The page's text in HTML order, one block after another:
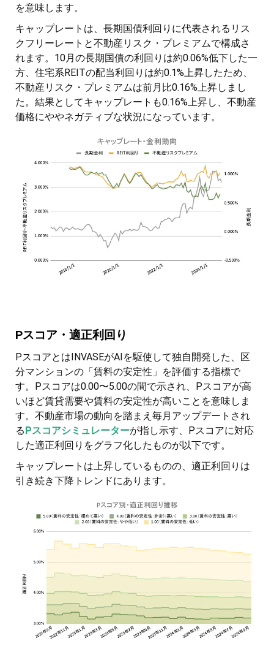
を意味します。
キャップレートは、長期国債利回りに代表されるリス
クフリーレートと不動産リスク・プレミアムで構成さ
れます。10月の長期国債の利回りは約0.06%低下した一
方、住宅系REITの配当利回りは約0.1%上昇したため、
不動産リスク・プレミアムは前月比0.16%上昇しまし
た。結果としてキャップレートも0.16%上昇し、不動産
価格にややネガティブな状況になっています。
Pスコア・適正利回り
PスコアとはINVASEがAIを駆使して独自開発した、区
分マンションの「賃料の安定性」を評価する指標で
す。Pスコアは0.00〜5.00の間で示され、Pスコアが高
いほど賃貸需要や賃料の安定性が高いことを意味しま
す。不動産市場の動向を踏まえ毎月アップデートされ
る Pスコアシミュレーターが指し示す、Pスコアに対応
した適正利回りをグラフ化したものが以下です。
キャップレートは上昇しているものの、適正利回りは
引き続き下降トレンドにあります。